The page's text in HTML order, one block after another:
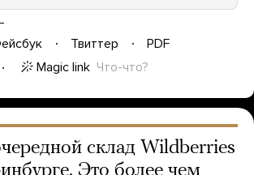
Твиттер
PDF
Magic link Что-что?
склад Wildberries
Это более чем